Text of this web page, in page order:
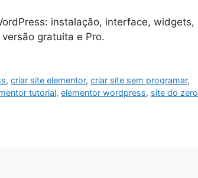
instalação, interface, widgets,
gratuita e Pro.
,criar site elementor,criar site sem programar,
tutorial, elementor wordpress, site do zero